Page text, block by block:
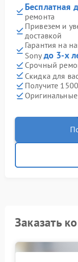
Бесплатная
ремонта
Привезем и
доставкой
Гарантия на
Sony до 3-х
Срочный
Скидка для
Получите
Заказать